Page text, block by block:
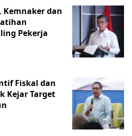
Kemnaker dan
Pekerja
Fiskal dan
Kejar Target